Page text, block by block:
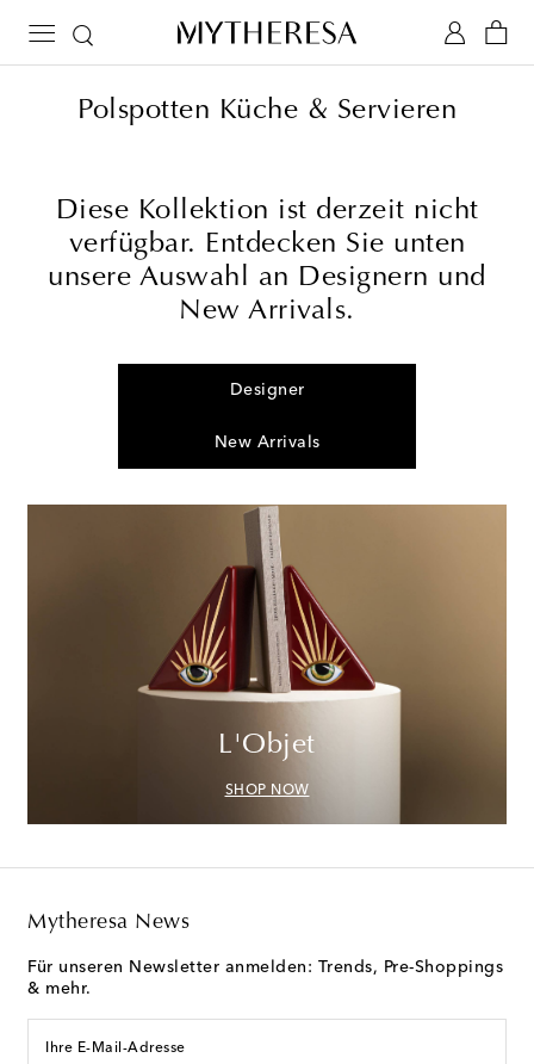
Polspotten Küche & Servieren
Diese Kollektion ist derzeit nicht
verfügbar. Entdecken Sie unten
unsere Auswahl an Designern und
New Arrivals.
Designer
New Arrivals
L'Objet
SHOP NOW
Mytheresa News
Für unseren Newsletter anmelden: Trends, Pre-Shoppings
& mehr.
Ihre E-Mail-Adresse